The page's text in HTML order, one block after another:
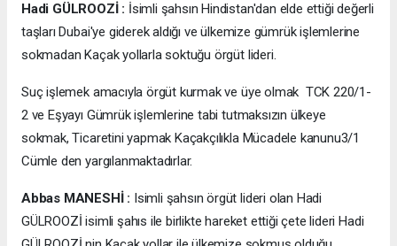
Hadi GÜLROOZİ : İsimli şahsın Hindistan'dan elde ettiği değerli
taşları Dubai'ye giderek aldığı ve ülkemize gümrük işlemlerine
sokmadan Kaçak yollarla soktuğu örgüt lideri.
Suç işlemek amacıyla örgüt kurmak ve üye olmak TCK 220/1-
2 ve Eşyayı Gümrük işlemlerine tabi tutmaksızın ülkeye
sokmak, Ticaretini yapmak Kaçakçılıkla Mücadele kanunu3/1
Cümle den yargılanmaktadırlar.
Abbas MANESHİ : Isimli şahsın örgüt lideri olan Hadi
GÜLROOZİ isimli şahıs ile birlikte hareket ettiği çete lideri Hadi